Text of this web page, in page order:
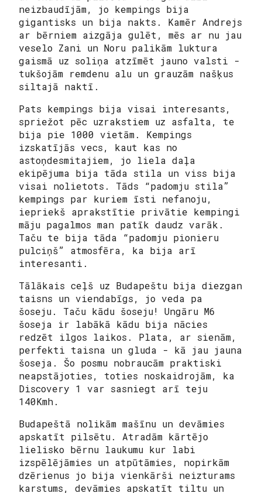
neizbaudījām, jo kempings bija
gigantisks un bija nakts. Kamēr Andrejs
ar bērniem aizgāja gulēt, mēs ar nu jau
veselo Zani un Noru palikām luktura
gaismā uz soliņa atzīmēt jauno valsti -
tukšojām remdenu alu un grauzām našķus
siltajā naktī.
Pats kempings bija visai interesants,
spriežot pēc uzrakstiem uz asfalta, te
bija pie 1000 vietām. Kempings
izskatījās vecs, kaut kas no
astoņdesmitajiem, jo liela daļa
ekipējuma bija tāda stila un viss bija
visai nolietots. Tāds “padomju stila”
kempings par kuriem īsti nefanoju,
iepriekš aprakstītie privātie kempingi
māju pagalmos man patīk daudz varāk.
Taču te bija tāda “padomju pionieru
pulciņš” atmosfēra, ka bija arī
interesanti.
Tālākais ceļš uz Budapeštu bija diezgan
taisns un viendabīgs, jo veda pa
šoseju. Taču kādu šoseju! Ungāru M6
šoseja ir labākā kādu bija nācies
redzēt ilgos laikos. Plata, ar sienām,
perfekti taisna un gluda - kā jau jauna
šoseja. Šo posmu nobraucām praktiski
neapstājoties, toties noskaidrojām, ka
Discovery 1 var sasniegt arī teju
140Kmh.
Budapeštā nolikām mašīnu un devāmies
apskatīt pilsētu. Atradām kārtējo
lielisko bērnu laukumu kur labi
izspēlējāmies un atpūtāmies, nopirkām
dzērienus jo bija vienkārši neizturams
karstums, devāmies apskatīt tiltu un